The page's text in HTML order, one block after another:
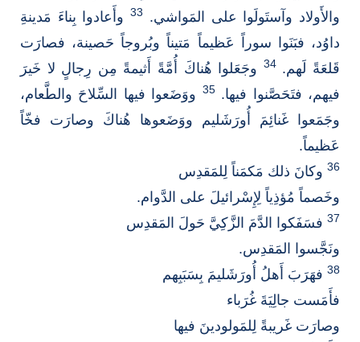
والأَولاد وآستَولَوا على المَواشي.
33وأَعادوا بِناءَ مَدينةِ
داوُد، فبَنَوا سوراً عَظيماً مَتيناً وبُروجاً حَصينة، فصارَت
قَلعَةً لَهم.34 وجَعَلوا هُناكَ أُمَّةً أَثيمةً مِن رِجالٍ لا خَيرَ
فيهم، فتَحَصَّنوا فيها.35 ووَضَعوا فيها السِّلاحَ والطَّعام،
وجَمَعوا غَنائِمَ أُورَشَليم ووَضَعوها هُناكَ وصارَت فخّاً
عَظيماً.
36 وكانَ ذلك مَكمَناً لِلمَقدِس
وخَصماً مُؤذِياً لِإِسْرائيلَ على الدَّوام.
37 فسَفَكوا الدَّمَ الزَّكِيَّ حَولَ المَقدِس
ونَجَّسوا المَقدِس.
38 فهَرَبَ أَهلُ أُورَشَليمَ بِسَبَبِهم
فأَمَست جالِيَةَ غُرَباء
وصارَت غَريبةً لِلمَولودينَ فيها